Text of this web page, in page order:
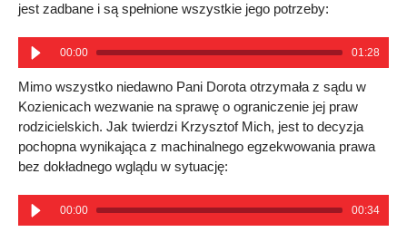
jest zadbane i są spełnione wszystkie jego potrzeby:
00:00 01:28
Mimo wszystko niedawno Pani Dorota otrzymała z sądu w
Kozienicach wezwanie na sprawę o ograniczenie jej praw
rodzicielskich. Jak twierdzi Krzysztof Mich, jest to decyzja
pochopna wynikająca z machinalnego egzekwowania prawa
bez dokładnego wglądu w sytuację:
00:00 00:34